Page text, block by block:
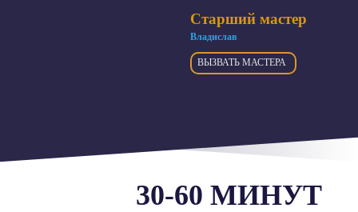
Старший мастер
Владислав
ВЫЗВАТЬ МАСТЕРА
30-60 МИНУТ